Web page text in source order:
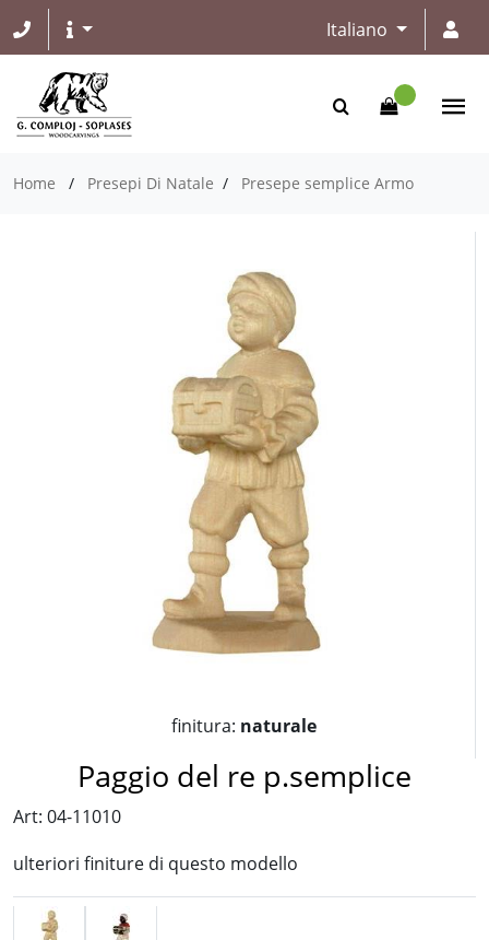
Italiano
Home / Presepi Di Natale / Presepe semplice Armo
finitura: naturale
Paggio del re p.semplice
Art: 04-11010
ulteriori finiture di questo modello